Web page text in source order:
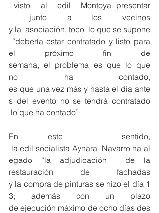
visto  al  edil  Montoya presentar
junto a los vecinos
y la  asociación, todo  lo que se supone
“debería estar contratado y listo para
el próximo fin de
semana, el problema es que lo que
no ha contado,
es que una vez más y hasta el día ante
s del evento no se tendrá contratado
lo que ha contado”
En este  sentido,
la edil socialista Aynara  Navarro ha al
egado “la adjudicación  de la
restauración de fachadas
y la compra de pinturas se hizo el día 1
3; además con un plazo
de ejecución máximo de ocho días des